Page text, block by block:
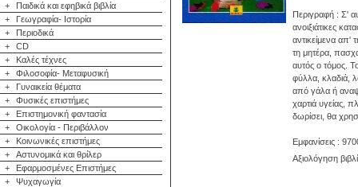
+
Παιδικά και εφηβικά βιβλία
+
Γεωγραφία- Ιστορία
+
Περιοδικά
+
CD
+
Καλές τέχνες
+
Φιλοσοφία- Μεταφυσική
+
Γυναικεία θέματα
+
Φυσικές επιστήμες
+
Επιστημονική φαντασία
+
Οικολογία - Περιβάλλον
+
Κοινωνικές επιστήμες
+
Αστυνομικά και θρίλερ
+
Εφαρμοσμένες Επιστήμες
+
Ψυχαγωγία
Περιγραφή : Σ'
ανοιξιάτικες
αντικείμενα απ'
τη μητέρα,
αυτός ο τόμος.
φύλλα, κλαδιά,
από γάλα ή
χαρτιά υγείας,
δωρίσει, θα
Εμφανίσεις :
Αξιολόγηση